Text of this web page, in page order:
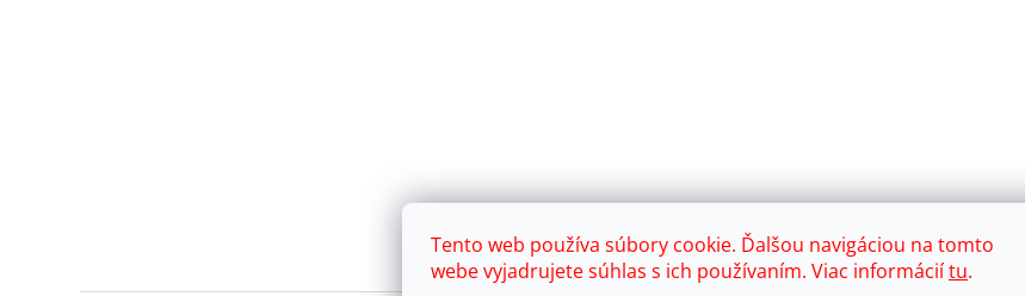
Tento web používa súbory cookie. Ďalšou navigáciou na tomto
webe vyjadrujete súhlas s ich používaním. Viac informáciítu.